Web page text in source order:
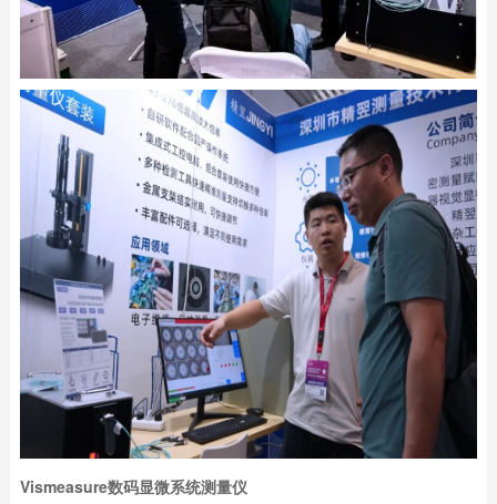
Vismeasure数码显微系统测量仪